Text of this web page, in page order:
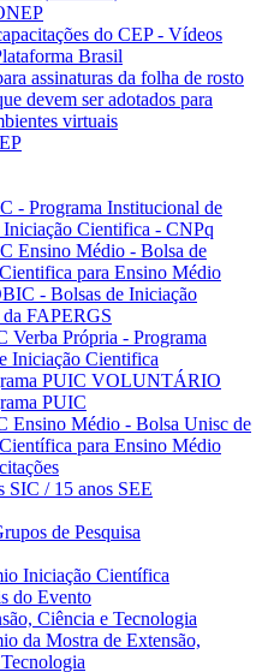
do CEP - Vídeos
Brasil
assinaturas da folha de rosto
devem ser adotados para
virtuais
- Programa Institucional de
Iniciação Cientifica - CNPq
Ensino Médio - Bolsa de
para Ensino Médio
- Bolsas de Iniciação
FAPERGS
Verba Própria - Programa
Iniciação Cientifica
PUIC VOLUNTÁRIO
PUIC
Ensino Médio - Bolsa Unisc de
para Ensino Médio
SIC / 15 anos SEE
de Pesquisa
Iniciação Científica
do Evento
Ciência e Tecnologia
da Mostra de Extensão,